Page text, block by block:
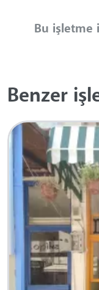
Bu
Benzer